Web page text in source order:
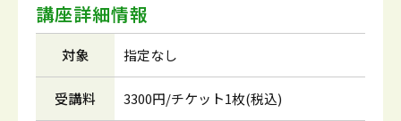
講座詳細情報
対象 指定なし
受講料 3300円/チケット1枚(税込)